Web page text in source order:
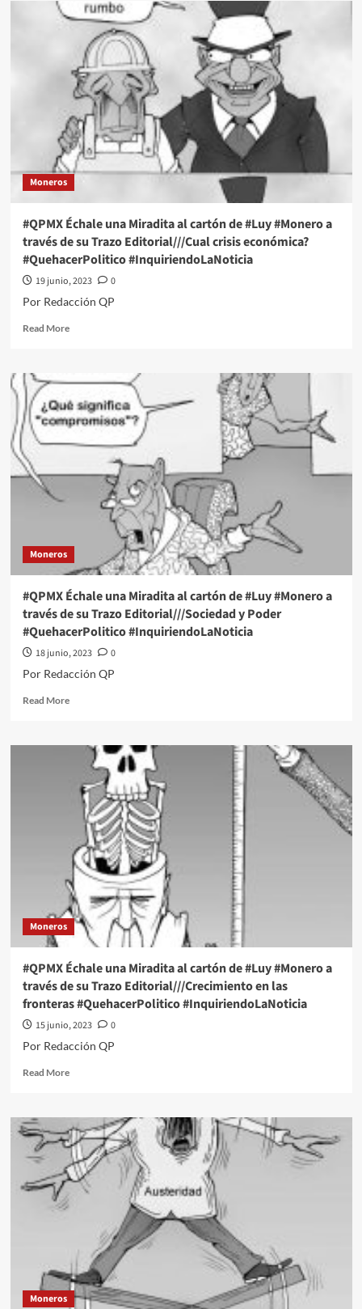
Échale
Miradita
cartón
de
#Monero
a
través
de
Editorial///Municipios
abundan
#QuehacerPolitico
#InquiriendoLaNoticia
Moneros
#QPMX Échale una Miradita al cartón de #Luy #Monero a
través de su Trazo Editorial///Cual crisis económica?
#QuehacerPolitico #InquiriendoLaNoticia
19 junio, 2023
0
Por Redacción QP
Read MoreRead
Échale
una
Miradita
cartón
#Luy
#Monero
Trazo
Editorial///Cual
crisis
económica?
#QuehacerPolitico
#InquiriendoLaNoticia
Moneros
#QPMX Échale una Miradita al cartón de #Luy #Monero a
través de su Trazo Editorial///Sociedad y Poder
#QuehacerPolitico #InquiriendoLaNoticia
18 junio, 2023
0
Por Redacción QP
Read MoreRead
#QPMX
Échale
Miradita
cartón
#Luy
#Monero
a
través
de
Trazo
Editorial///Sociedad
y
Poder
#QuehacerPolitico
#InquiriendoLaNoticia
Moneros
#QPMX Échale una Miradita al cartón de #Luy #Monero a
través de su Trazo Editorial///Crecimiento en las
fronteras #QuehacerPolitico #InquiriendoLaNoticia
15 junio, 2023
0
Por Redacción QP
Read MoreRead
#QPMX
Échale
una
Miradita
al
cartón
de
#Monero
través
de
su
Moneros